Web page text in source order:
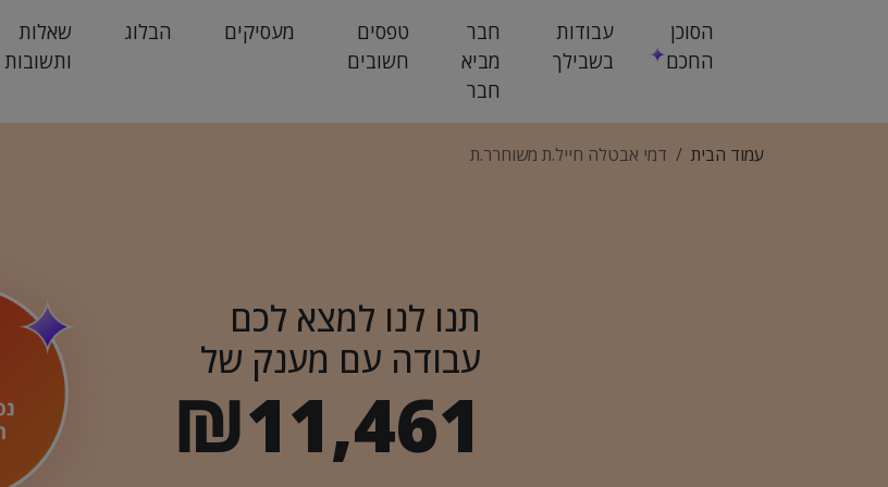
הסוכן
החכם
עבודות
בשבילך
חבר
מביא
חבר
טפסים
חשובים
מעסיקים הבלוג
שאלות
ותשובות
עמוד הבית דמי אבטלה חייל.ת משוחרר.ת
תנו לנו למצא לכם
עבודה עם מענק של
₪11,461